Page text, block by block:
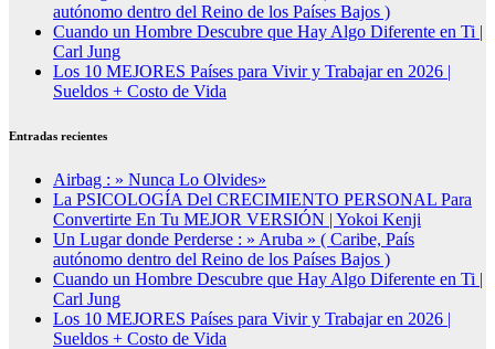
autónomo dentro del Reino de los Países Bajos )
Cuando un Hombre Descubre que Hay Algo Diferente en Ti |
Carl Jung
Los 10 MEJORES Países para Vivir y Trabajar en 2026 |
Sueldos + Costo de Vida
Entradas recientes
Airbag : » Nunca Lo Olvides»
La PSICOLOGÍA Del CRECIMIENTO PERSONAL Para
Convertirte En Tu MEJOR VERSIÓN | Yokoi Kenji
Un Lugar donde Perderse : » Aruba » ( Caribe, País
autónomo dentro del Reino de los Países Bajos )
Cuando un Hombre Descubre que Hay Algo Diferente en Ti |
Carl Jung
Los 10 MEJORES Países para Vivir y Trabajar en 2026 |
Sueldos + Costo de Vida